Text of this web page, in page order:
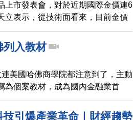
上市發表會，對於近期國際金價連6
立表示，從技術面看來，目前金價
定額的方式少量買進，建立避險區
列入教材
美國哈佛商學院都注意到了，主動
為個案教材，成為國內金融業首
引爆產業革命｜財經趨勢